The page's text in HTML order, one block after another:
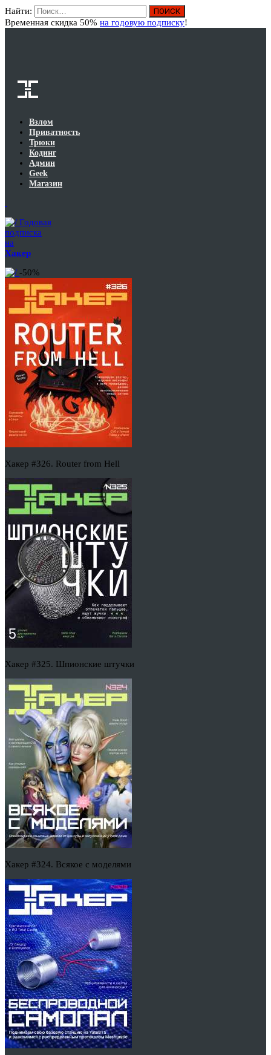
Найти:
Временная скидка 50% на годовую подписку!
Взлом
Приватность
Трюки
Кодинг
Админ
Geek
Магазин
Годовая
подписка
на
Хакер
-50%
Хакер #326. Router from Hell
Хакер #325. Шпионские штучки
Хакер #324. Всякое с моделями